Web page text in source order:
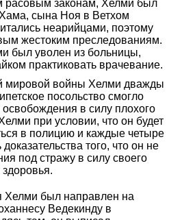
расовым законам, Хелми был
сына Ноя в Ветхом
неарийцами, поэтому
жестоким преследованиям.
был уволен из больницы,
практиковать врачевание.
мировой войны Хелми дважды
посольство смогло
освобождения в силу плохого
при условии, что он будет
в полицию и каждые четыре
того, что он не
под стражу в силу своего
Хелми был направлен на
Ведекинду в